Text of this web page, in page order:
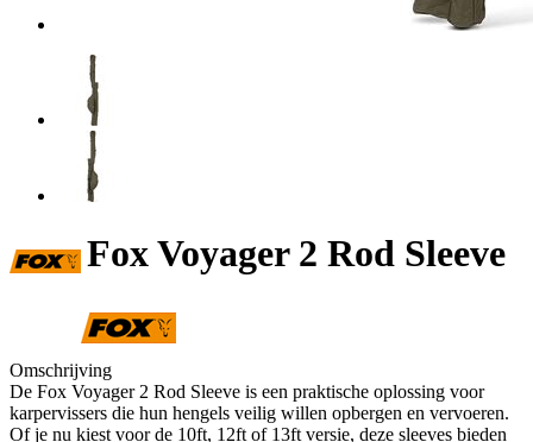
Fox Voyager 2 Rod Sleeve
Omschrijving
De Fox Voyager 2 Rod Sleeve is een praktische oplossing voor
karpervissers die hun hengels veilig willen opbergen en vervoeren.
Of je nu kiest voor de 10ft, 12ft of 13ft versie, deze sleeves bieden